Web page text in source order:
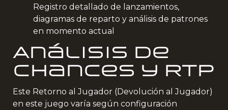
Registro detallado de lanzamientos,
diagramas de reparto y análisis de patrones
en momento actual
Análisis de
Chances y RTP
Este Retorno al Jugador (Devolución al Jugador)
en este juego varía según configuración